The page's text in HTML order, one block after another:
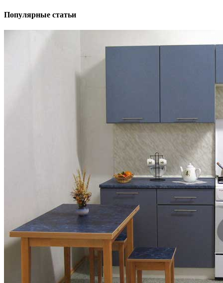
Популярные статьи